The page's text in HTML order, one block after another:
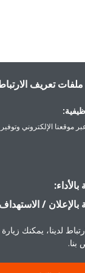
الارتباط
وتوفير الخدمات
زيارة